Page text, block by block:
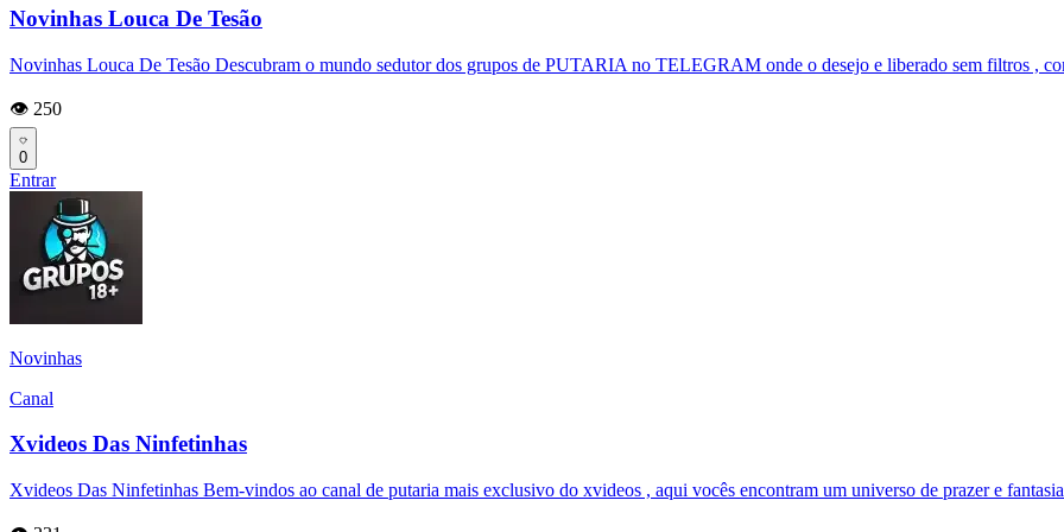
Novinhas Louca De Tesão
Novinhas Louca De Tesão Descubram o mundo sedutor dos grupos de PUTARIA no TELEGRAM onde o desejo e liberado sem filtros ,
👁️ 250
0
Entrar
Novinhas
Canal
Xvideos Das Ninfetinhas
Xvideos Das Ninfetinhas Bem-vindos ao canal de putaria mais exclusivo do xvideos , aqui vocês encontram um universo de prazer e